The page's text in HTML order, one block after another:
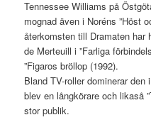
Tennessee Williams på
mognad även i Noréns ”Höst
återkomsten till Dramaten har
de Merteuill i ”Farliga
”Figaros bröllop (1992).
Bland TV-roller dominerar den
blev en långkörare och likaså
stor publik.